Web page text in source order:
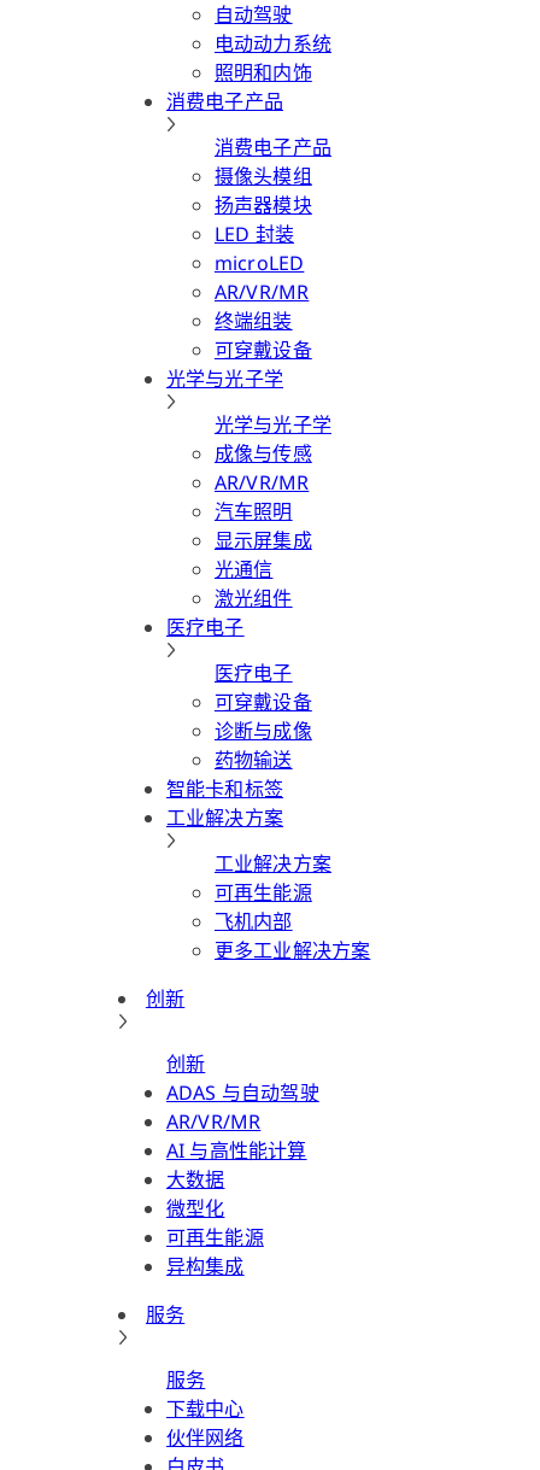
自动驾驶
电动动力系统
照明和内饰
消费电子产品
消费电子产品
摄像头模组
扬声器模块
LED 封装
microLED
AR/VR/MR
终端组装
可穿戴设备
光学与光子学
光学与光子学
成像与传感
AR/VR/MR
汽车照明
显示屏集成
光通信
激光组件
医疗电子
医疗电子
可穿戴设备
诊断与成像
药物输送
智能卡和标签
工业解决方案
工业解决方案
可再生能源
飞机内部
更多工业解决方案
创新
创新
ADAS 与自动驾驶
AR/VR/MR
AI 与高性能计算
大数据
微型化
可再生能源
异构集成
服务
服务
下载中心
伙伴网络